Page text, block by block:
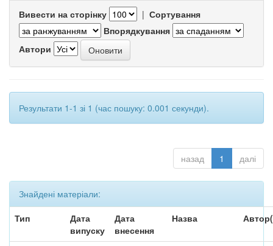
Вивести на сторінку | Сортування
Впорядкування
Автори
Результати 1-1 зі 1 (час пошуку: 0.001 секунди).
назад 1 далі
Знайдені матеріали:
Тип
Дата
випуску
Дата
внесення
Назва